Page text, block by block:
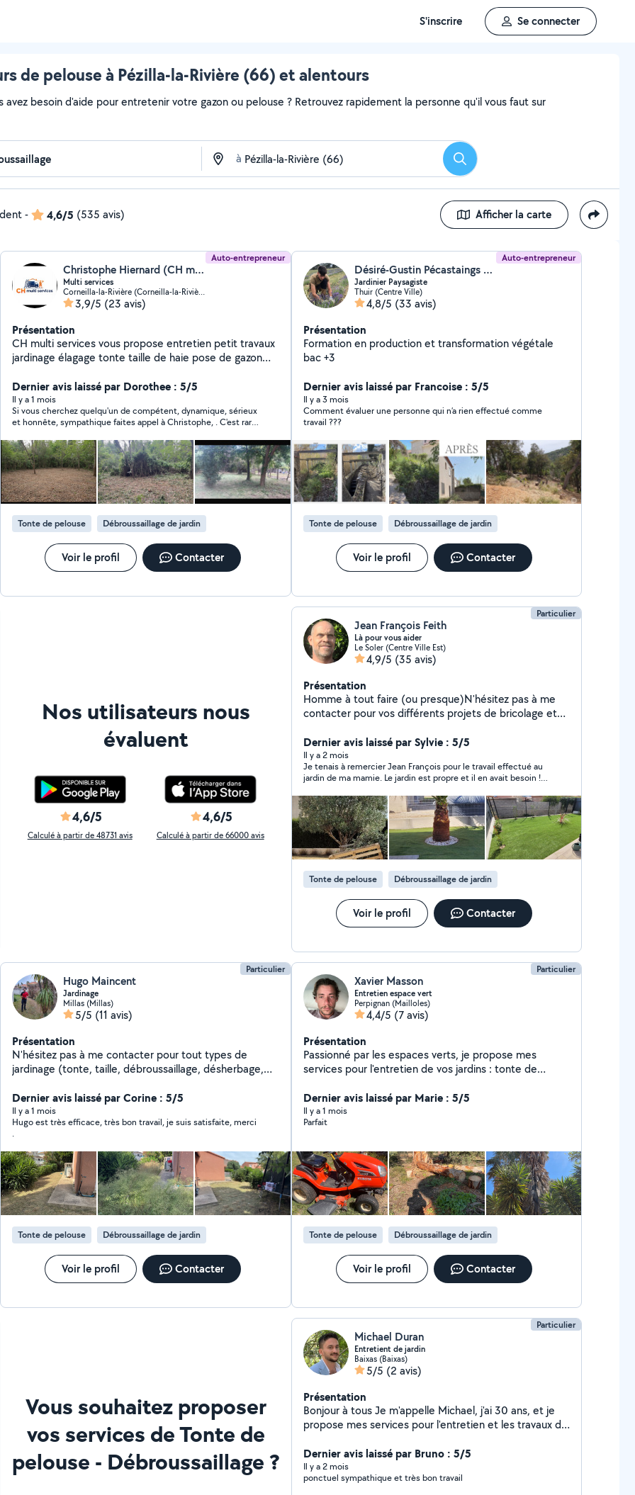
S'inscrire Se connecter
de pelouse à Pézilla-la-Rivière (66) et alentours
besoin d'aide pour entretenir votre gazon ou pelouse ? Retrouvez rapidement la personne qu'il vous faut sur
à Rechercher
- 4,6/5 (535 avis) Afficher la carte
Auto-entrepreneur
Christophe Hiernard (CH multi services)
Multi services
Corneilla-la-Rivière (Corneilla-la-Rivière)
3,9/5 (23 avis)
Présentation
CH multi services vous propose entretien petit travaux
jardinage élagage tonte taille de haie pose de gazon
petite peinture réparation montage de meuble et bien
d'autres choses travail sérieux et soigner n'hésitez pas
à me contacter pour plus d'informations devis gratuit
autour de moi sur 30 klm
Dernier avis laissé par Dorothee : 5/5
Il y a 1 mois
Si vous cherchez quelqu'un de compétent, dynamique, sérieux
et honnête, sympathique faites appel à Christophe, . C'est rare
Tonte de pelouse Débroussaillage de jardin
Voir le profil Contacter
Auto-entrepreneur
Désiré-Gustin Pécastaings (DGPaysage)
Jardinier Paysagiste
Thuir (Centre Ville)
4,8/5 (33 avis)
Présentation
Formation en production et transformation végétale
bac +3
Dernier avis laissé par Francoise : 5/5
Il y a 3 mois
Comment évaluer une personne qui n’a rien effectué comme
travail ???
Tonte de pelouse Débroussaillage de jardin
Voir le profil Contacter
Nos utilisateurs nous
évaluent
4,6/5
Calculé à partir de 48731 avis
4,6/5
Calculé à partir de 66000 avis
Particulier
Jean François Feith
Là pour vous aider
Le Soler (Centre Ville Est)
4,9/5 (35 avis)
Présentation
Homme à tout faire (ou presque)N'hésitez pas à me
contacter pour vos différents projets de bricolage et
espaces verts comme tondre, débroussailler, tailler,
élaguer.... et bien sûr je vous débarrasse des déchets.
Je vous servirais au mieux et en fonction de mes
capacités. Je ne sais pas faire... je fais pas... Au plaisir
de vous servir
Dernier avis laissé par Sylvie : 5/5
Il y a 2 mois
Je tenais à remercier Jean François pour le travail effectué au
jardin de ma mamie. Le jardin est propre et il en avait besoin !
Tonte de pelouse Débroussaillage de jardin
Voir le profil Contacter
Particulier
Hugo Maincent
Jardinage
Millas (Millas)
5/5 (11 avis)
Présentation
N'hésitez pas à me contacter pour tout types de
jardinage (tonte, taille, débroussaillage, désherbage,
l'expérience et cherche à avoir plus de visibilité avec
allo voisin.
Dernier avis laissé par Corine : 5/5
Il y a 1 mois
Hugo est très efficace, très bon travail, je suis satisfaite, merci
.
Tonte de pelouse Débroussaillage de jardin
Voir le profil Contacter
Particulier
Xavier Masson
Entretien espace vert
Perpignan (Mailloles)
4,4/5 (7 avis)
Présentation
Passionné par les espaces verts, je propose mes
services pour l'entretien de vos jardins : tonte de
nettoyage extérieur, etc.
Dernier avis laissé par Marie : 5/5
Il y a 1 mois
Parfait
Tonte de pelouse Débroussaillage de jardin
Voir le profil Contacter
Vous souhaitez proposer
vos services de Tonte de
pelouse - Débroussaillage ?
Particulier
Michael Duran
Entretient de jardin
Baixas (Baixas)
5/5 (2 avis)
Présentation
Bonjour à tous Je m'appelle Michael, j'ai 30 ans, et je
propose mes services pour l'entretien et les travaux de
d'arbustes Nettoyage de jardin Entretien régulier de
vos espaces verts Je suis sérieux, motivé et soigneux,
et je serai ravi de vous aider à garder votre jardin
Dernier avis laissé par Bruno : 5/5
Il y a 2 mois
ponctuel sympathique et très bon travail